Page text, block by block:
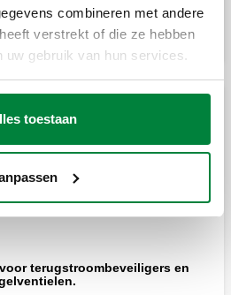
combineren met andere
verstrekt of die ze hebben
uw gebruik van hun services.
toestaan
debiet- en
terugstroombeveiligers en